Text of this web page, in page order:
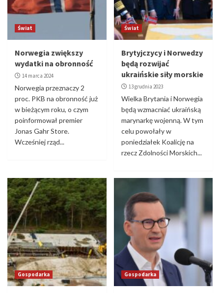
Świat
Norwegia zwiększy
wydatki na obronność
14 marca 2024
Norwegia przeznaczy 2
proc. PKB na obronność już
w bieżącym roku, o czym
poinformował premier
Jonas Gahr Store.
Wcześniej rząd...
Świat
Brytyjczycy i Norwedzy
będą rozwijać
ukraińskie siły morskie
13 grudnia 2023
Wielka Brytania i Norwegia
będą wzmacniać ukraińską
marynarkę wojenną. W tym
celu powołały w
poniedziałek Koalicję na
rzecz Zdolności Morskich...
Gospodarka Gospodarka